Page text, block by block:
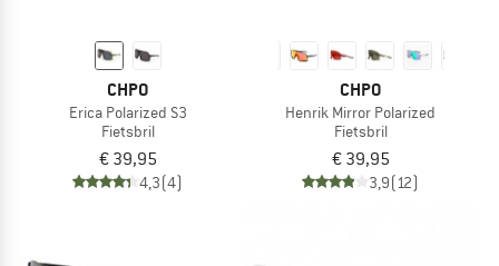
CHPO
Erica Polarized S3
Fietsbril
€ 39,95
4,3(4)
CHPO
Henrik Mirror Polarized
Fietsbril
€ 39,95
3,9(12)